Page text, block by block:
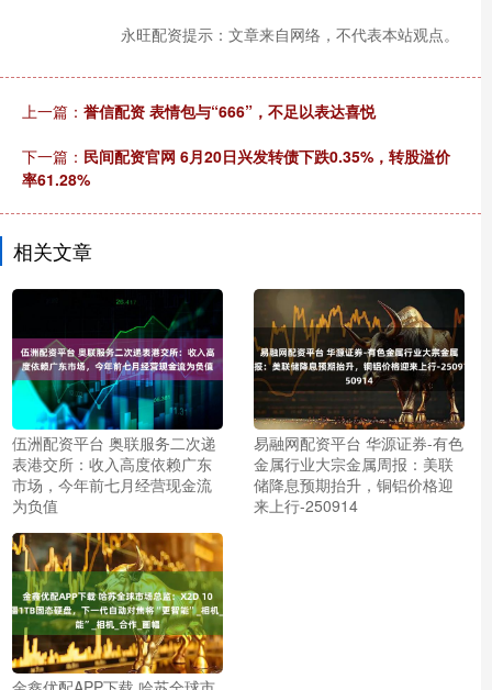
永旺配资提示：文章来自网络，不代表本站观点。
上一篇： 誉信配资 表情包与“666”，不足以表达喜悦
下一篇： 民间配资官网 6月20日兴发转债下跌0.35%，转股溢价
率61.28%
相关文章
伍洲配资平台 奥联服务二次递
表港交所：收入高度依赖广东
市场，今年前七月经营现金流
为负值
易融网配资平台 华源证券-有色
金属行业大宗金属周报：美联
储降息预期抬升，铜铝价格迎
来上行-250914